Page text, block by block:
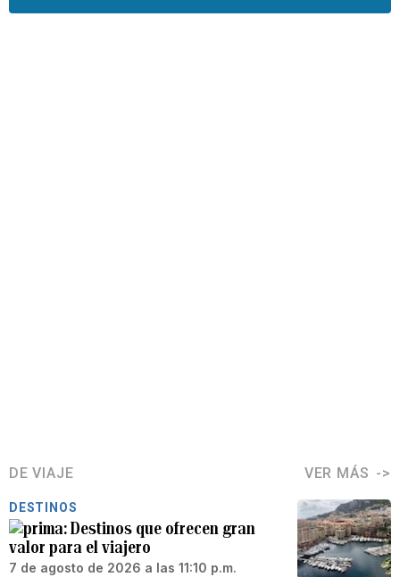
DE VIAJE VER MÁS
DESTINOS
Destinos que ofrecen gran
valor para el viajero
7 de agosto de 2026 a las 11:10 p.m.